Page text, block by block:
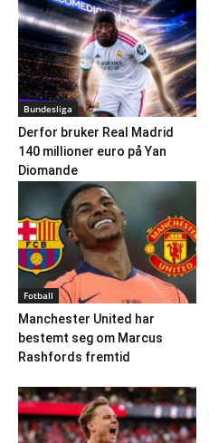
Bundesliga
Derfor bruker Real Madrid
140 millioner euro på Yan
Diomande
Fotball
Manchester United har
bestemt seg om Marcus
Rashfords fremtid